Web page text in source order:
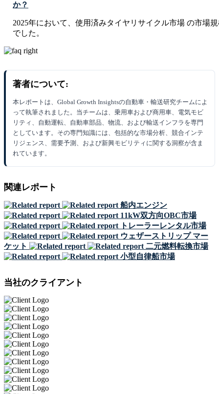
か？
2025年において、使用済みタイヤリサイクル市場 の市場
でした。
著者について:
本レポートは、Global Growth Insightsの自動車・輸送研究チームによ
って執筆されました。当チームは、乗用車および商用車、電気モビ
リティ、自動運転、自動車部品、物流、および輸送インフラを専門
としています。その専門知識には、包括的な市場分析、競合インテ
リジェンス、需要予測、および新興モビリティに関する洞察が含ま
れています。
関連レポート
船内エンジン
11kW双方向OBC市場
トレーラーレンタル市場
ウェザーストリップ マー
ケット
二元燃料転換市場
小型自律船市場
当社のクライアント